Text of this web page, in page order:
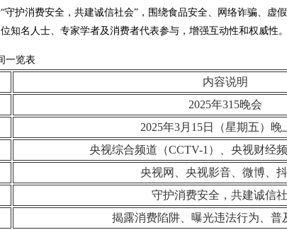
守护消费安全，共建诚信社会”，围绕食品安全、网络诈骗、虚
知名人士、专家学者及消费者代表参与，增强互动性和权威性。
一览表
内容说明
2025年315晚会
2025年3月15日（星期五）晚
央视综合频道（CCTV-1）、央视财经频
央视网、央视影音、微博、
守护消费安全，共建诚信
揭露消费陷阱、曝光违法行为、普